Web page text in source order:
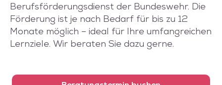
Berufsförderungsdienst der Bundeswehr. Die
Förderung ist je nach Bedarf für bis zu 12
Monate möglich – ideal für Ihre umfangreichen
Lernziele. Wir beraten Sie dazu gerne.